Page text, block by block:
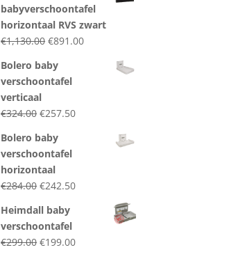
babyverschoontafel
horizontaal RVS zwart
€1,130.00 Original
was:
€1,130.00.
€891.00Current
Bolero baby
verschoontafel
verticaal
€324.00 Original
was:
€324.00.
€257.50Current
Bolero baby
verschoontafel
horizontaal
€284.00 Original
was:
€284.00.
€242.50Current
Heimdall baby
verschoontafel
€299.00 Original
€199.00Current